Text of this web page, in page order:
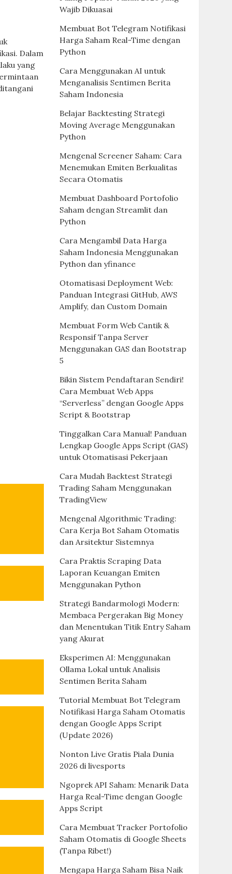
Dalam
yang
Wajib Dikuasai
Membuat Bot Telegram Notifikasi
Harga Saham Real-Time dengan
Python
Cara Menggunakan AI untuk
Menganalisis Sentimen Berita
Saham Indonesia
Belajar Backtesting Strategi
Moving Average Menggunakan
Python
Mengenal Screener Saham: Cara
Menemukan Emiten Berkualitas
Secara Otomatis
Membuat Dashboard Portofolio
Saham dengan Streamlit dan
Python
Cara Mengambil Data Harga
Saham Indonesia Menggunakan
Python dan yfinance
Otomatisasi Deployment Web:
Panduan Integrasi GitHub, AWS
Amplify, dan Custom Domain
Membuat Form Web Cantik &
Responsif Tanpa Server
Menggunakan GAS dan Bootstrap
5
Bikin Sistem Pendaftaran Sendiri!
Cara Membuat Web Apps
“Serverless” dengan Google Apps
Script & Bootstrap
Tinggalkan Cara Manual! Panduan
Lengkap Google Apps Script (GAS)
untuk Otomatisasi Pekerjaan
Cara Mudah Backtest Strategi
Trading Saham Menggunakan
TradingView
Mengenal Algorithmic Trading:
Cara Kerja Bot Saham Otomatis
dan Arsitektur Sistemnya
Cara Praktis Scraping Data
Laporan Keuangan Emiten
Menggunakan Python
Strategi Bandarmologi Modern:
Membaca Pergerakan Big Money
dan Menentukan Titik Entry Saham
yang Akurat
Eksperimen AI: Menggunakan
Ollama Lokal untuk Analisis
Sentimen Berita Saham
Tutorial Membuat Bot Telegram
Notifikasi Harga Saham Otomatis
dengan Google Apps Script
(Update 2026)
Nonton Live Gratis Piala Dunia
2026 di livesports
Ngoprek API Saham: Menarik Data
Harga Real-Time dengan Google
Apps Script
Cara Membuat Tracker Portofolio
Saham Otomatis di Google Sheets
(Tanpa Ribet!)
Mengapa Harga Saham Bisa Naik